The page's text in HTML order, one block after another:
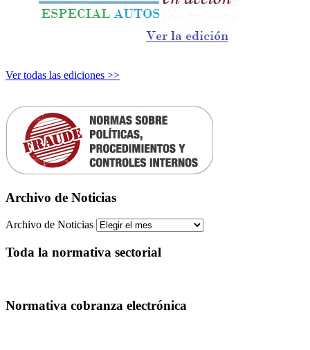
Ver todas las ediciones >>
Archivo de Noticias
Archivo de Noticias
Toda la normativa sectorial
Normativa cobranza electrónica